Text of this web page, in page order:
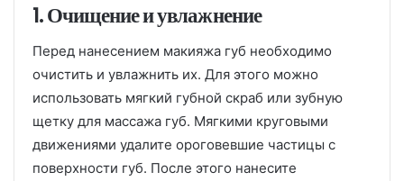
1. Очищение и увлажнение
Перед нанесением макияжа губ необходимо
очистить и увлажнить их. Для этого можно
использовать мягкий губной скраб или зубную
щетку для массажа губ. Мягкими круговыми
движениями удалите ороговевшие частицы с
поверхности губ. После этого нанесите